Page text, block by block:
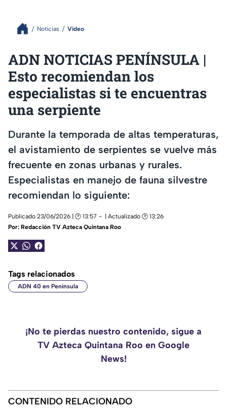
Noticias Video
ADN NOTICIAS PENÍNSULA |
Esto recomiendan los
especialistas si te encuentras
una serpiente
Durante la temporada de altas temperaturas,
el avistamiento de serpientes se vuelve más
frecuente en zonas urbanas y rurales.
Especialistas en manejo de fauna silvestre
recomiendan lo siguiente:
Publicado 23/06/2026 | 🕑 13:57
| Actualizado 🕑 13:26
Por: Redacción TV Azteca Quintana Roo
Tags relacionados
ADN 40 en Península
¡No te pierdas nuestro contenido, sigue a
TV Azteca Quintana Roo en Google
News!
CONTENIDO RELACIONADO